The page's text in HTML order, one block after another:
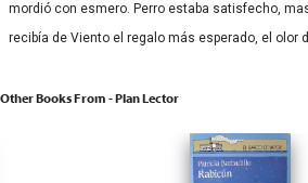
mordió con esmero. Perro estaba satisfecho,
recibía de Viento el regalo más esperado, el olor
Other Books From - Plan Lector